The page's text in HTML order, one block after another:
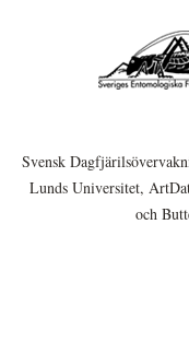
Svensk
Lunds Universitet,
och